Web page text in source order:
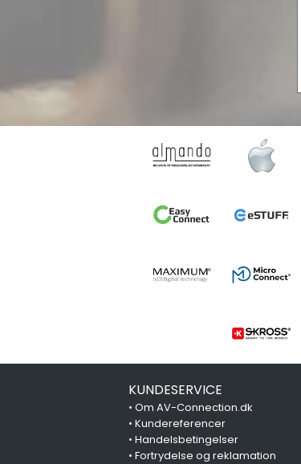
KUNDESERVICE
• Om AV-Connection.dk
• Kundereferencer
• Handelsbetingelser
• Fortrydelse og reklamation